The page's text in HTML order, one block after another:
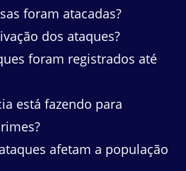
foram atacadas?
dos ataques?
foram registrados até
está fazendo para
afetam a população